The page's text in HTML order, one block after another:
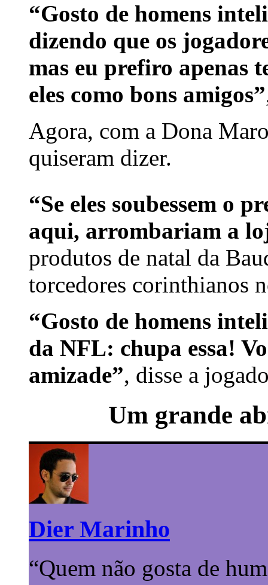
“Gosto de homens
dizendo que os
mas eu prefiro apenas
eles como bons amigos”
Agora, com a Dona
quiseram dizer.
“Se eles soubessem o
aqui, arrombariam a
produtos de natal da
torcedores corinthianos
“Gosto de homens
da NFL: chupa essa!
amizade”, disse a
Um grande
Dier Marinho
“Quem não gosta de